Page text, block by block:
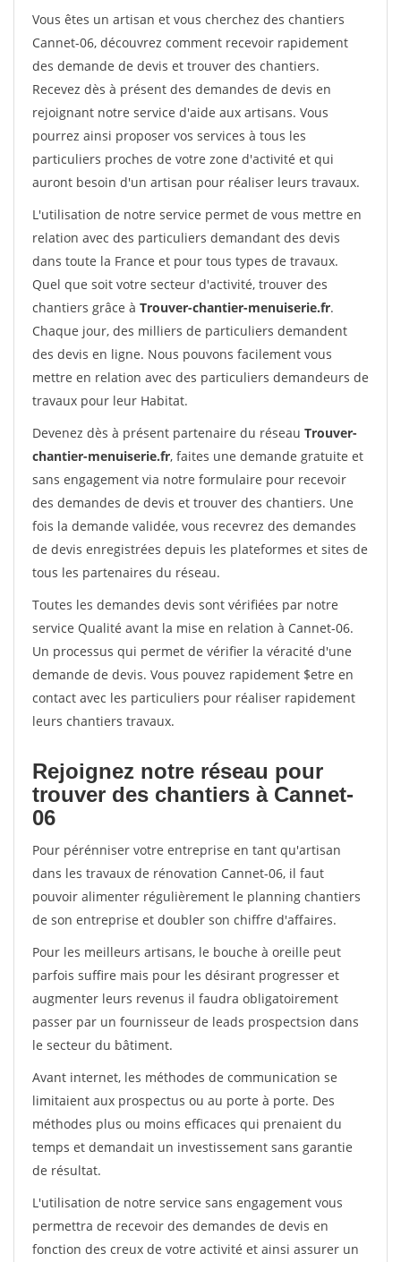
Vous êtes un artisan et vous cherchez des chantiers
Cannet-06, découvrez comment recevoir rapidement
des demande de devis et trouver des chantiers.
Recevez dès à présent des demandes de devis en
rejoignant notre service d'aide aux artisans. Vous
pourrez ainsi proposer vos services à tous les
particuliers proches de votre zone d'activité et qui
auront besoin d'un artisan pour réaliser leurs travaux.
L'utilisation de notre service permet de vous mettre en
relation avec des particuliers demandant des devis
dans toute la France et pour tous types de travaux.
Quel que soit votre secteur d'activité, trouver des
chantiers grâce à Trouver-chantier-menuiserie.fr.
Chaque jour, des milliers de particuliers demandent
des devis en ligne. Nous pouvons facilement vous
mettre en relation avec des particuliers demandeurs de
travaux pour leur Habitat.
Devenez dès à présent partenaire du réseau Trouver-
chantier-menuiserie.fr, faites une demande gratuite et
sans engagement via notre formulaire pour recevoir
des demandes de devis et trouver des chantiers. Une
fois la demande validée, vous recevrez des demandes
de devis enregistrées depuis les plateformes et sites de
tous les partenaires du réseau.
Toutes les demandes devis sont vérifiées par notre
service Qualité avant la mise en relation à Cannet-06.
Un processus qui permet de vérifier la véracité d'une
demande de devis. Vous pouvez rapidement $etre en
contact avec les particuliers pour réaliser rapidement
leurs chantiers travaux.
Rejoignez notre réseau pour
trouver des chantiers à Cannet-
06
Pour pérénniser votre entreprise en tant qu'artisan
dans les travaux de rénovation Cannet-06, il faut
pouvoir alimenter régulièrement le planning chantiers
de son entreprise et doubler son chiffre d'affaires.
Pour les meilleurs artisans, le bouche à oreille peut
parfois suffire mais pour les désirant progresser et
augmenter leurs revenus il faudra obligatoirement
passer par un fournisseur de leads prospectsion dans
le secteur du bâtiment.
Avant internet, les méthodes de communication se
limitaient aux prospectus ou au porte à porte. Des
méthodes plus ou moins efficaces qui prenaient du
temps et demandait un investissement sans garantie
de résultat.
L'utilisation de notre service sans engagement vous
permettra de recevoir des demandes de devis en
fonction des creux de votre activité et ainsi assurer un